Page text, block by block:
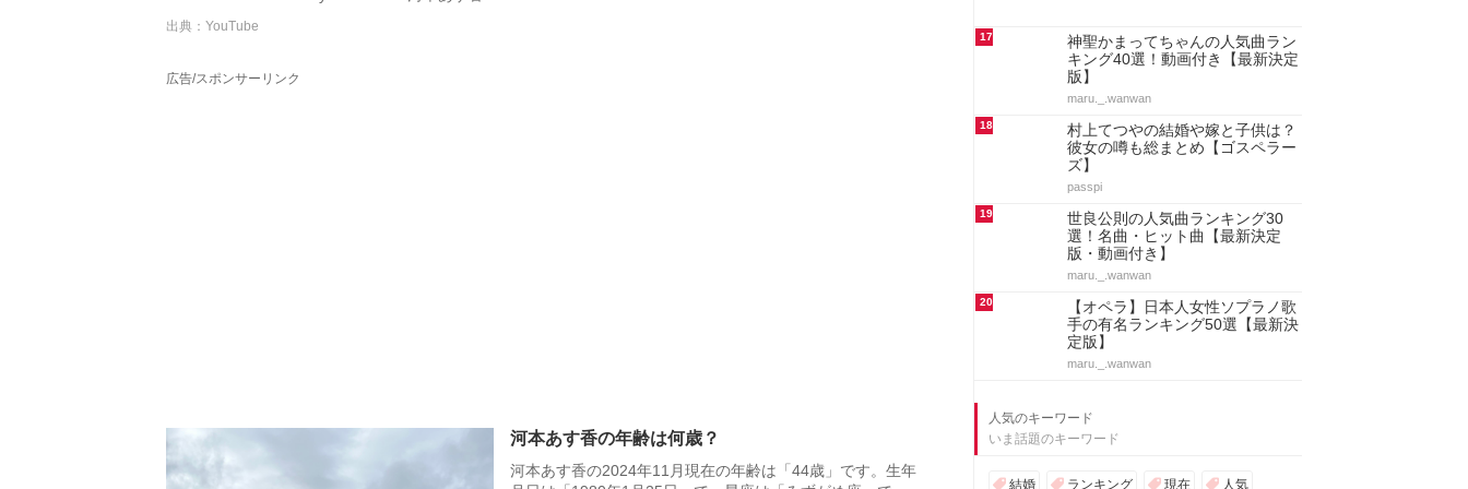
出典：YouTube
広告/スポンサーリンク
河本あす香の年齢は何歳？
河本あす香の2024年11月現在の年齢は「44歳」です。生年
17
神聖かまってちゃんの人気曲ラン
キング40選！動画付き【最新決定
版】
maru._.wanwan
18
村上てつやの結婚や嫁と子供は？
彼女の噂も総まとめ【ゴスペラー
ズ】
passpi
19
世良公則の人気曲ランキング30
選！名曲・ヒット曲【最新決定
版・動画付き】
maru._.wanwan
20
【オペラ】日本人女性ソプラノ歌
手の有名ランキング50選【最新決
定版】
maru._.wanwan
人気のキーワード
いま話題のキーワード
結婚 ランキング 現在 人気